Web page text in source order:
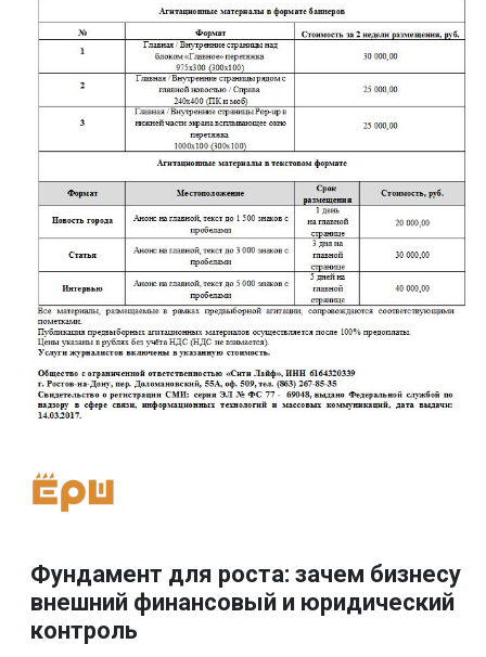
Фундамент для роста: зачем бизнесу
внешний финансовый и юридический
контроль